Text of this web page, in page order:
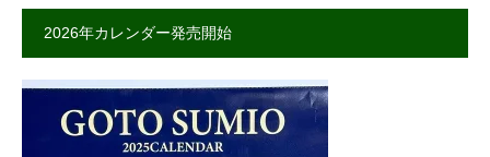
2026年カレンダー発売開始